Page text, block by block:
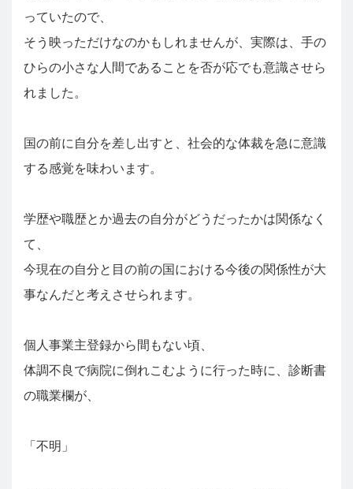
っていたので、
そう映っただけなのかもしれませんが、実際は、手の
ひらの小さな人間であることを否が応でも意識させら
れました。
国の前に自分を差し出すと、社会的な体裁を急に意識
する感覚を味わいます。
学歴や職歴とか過去の自分がどうだったかは関係なく
て、
今現在の自分と目の前の国における今後の関係性が大
事なんだと考えさせられます。
個人事業主登録から間もない頃、
体調不良で病院に倒れこむように行った時に、診断書
の職業欄が、
「不明」